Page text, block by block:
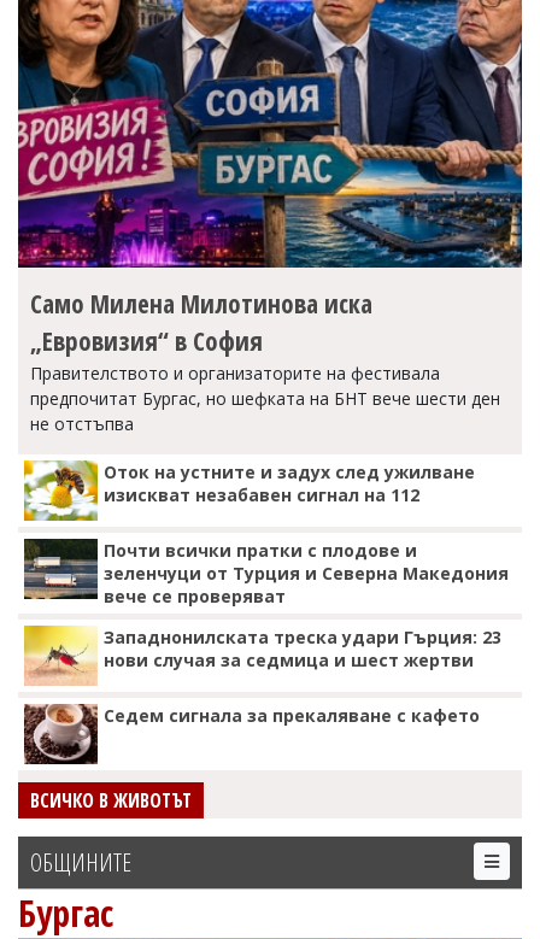
Само Милена Милотинова иска
„Евровизия“ в София
Правителството и организаторите на фестивала
предпочитат Бургас, но шефката на БНТ вече шести ден
не отстъпва
Оток на устните и задух след ужилване
изискват незабавен сигнал на 112
Почти всички пратки с плодове и
зеленчуци от Турция и Северна Македония
вече се проверяват
Западнонилската треска удари Гърция: 23
нови случая за седмица и шест жертви
Седем сигнала за прекаляване с кафето
ВСИЧКО В ЖИВОТЪТ
ОБЩИНИТЕ
Бургас